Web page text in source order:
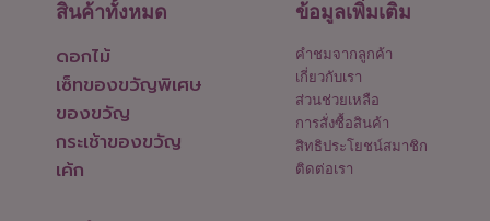
สินค้าทั้งหมด
ดอกไม้
เซ็ทของขวัญพิเศษ
ของขวัญ
กระเช้าของขวัญ
เค้ก
ข้อมูลเพิ่มเติม
คำชมจากลูกค้า
เกี่ยวกับเรา
ส่วนช่วยเหลือ
การสั่งซื้อสินค้า
สิทธิประโยชน์สมาชิก
ติดต่อเรา